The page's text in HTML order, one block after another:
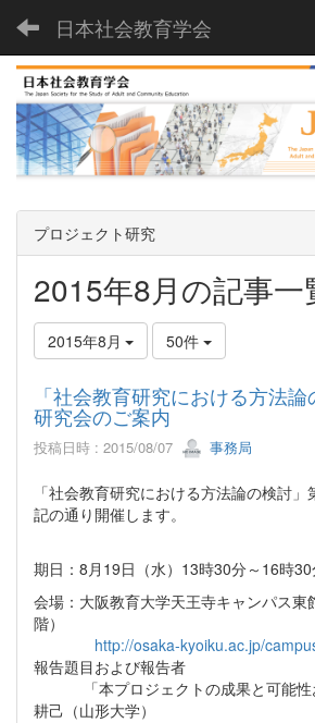
日本社会教育学会
プロジェクト研究
2015年8月の記事一
2015年8月 50件
「社会教育研究における方法
研究会のご案内
投稿日時 : 2015/08/07 事務局
「社会教育研究における方法論の検討
記の通り開催します。
期日：8月19日（水）13時30分～16時
会場：大阪教育大学天王寺キャンパス東
階）
http://osaka-kyoiku.ac.jp/
報告題目および報告者
「本プロジェクトの成果と可能性
耕己（山形大学）